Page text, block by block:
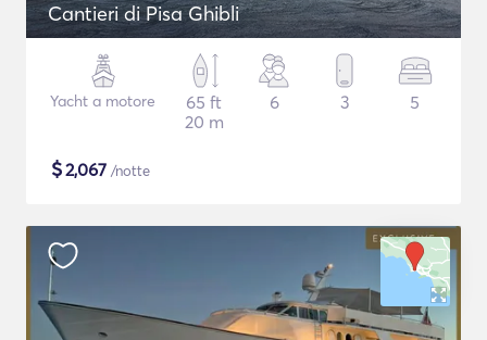
Cantieri di Pisa Ghibli
Yacht a motore
65 ft
20 m
6 3 5
$2,067 /notte